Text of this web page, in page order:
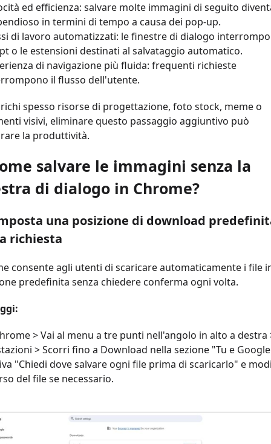
ed efficienza: salvare molte immagini di seguito
in termini di tempo a causa dei pop-up.
di lavoro automatizzati: le finestre di dialogo
o le estensioni destinati al salvataggio automatico.
di navigazione più fluida: frequenti richieste
il flusso dell'utente.
spesso risorse di progettazione, foto stock, meme o
visivi, eliminare questo passaggio aggiuntivo può
la produttività.
salvare le immagini senza la
di dialogo in Chrome?
una posizione di download
richiesta
consente agli utenti di scaricare automaticamente i file
predefinita senza chiedere conferma ogni volta.
> Vai al menu a tre punti nell'angolo in alto a destra
> Scorri fino a Download nella sezione "Tu e
"Chiedi dove salvare ogni file prima di scaricarlo" e
del file se necessario.